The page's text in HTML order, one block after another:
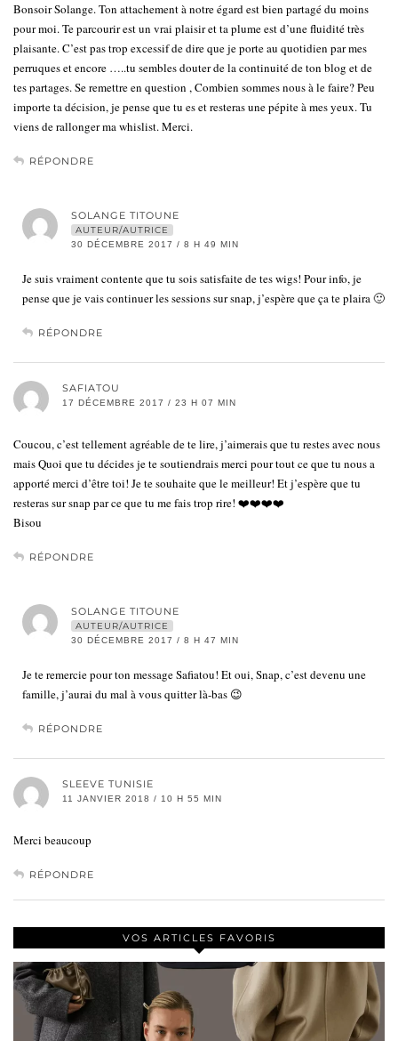
Bonsoir Solange. Ton attachement à notre égard est bien partagé du moins
pour moi. Te parcourir est un vrai plaisir et ta plume est d’une fluidité très
plaisante. C’est pas trop excessif de dire que je porte au quotidien par mes
perruques et encore …..tu sembles douter de la continuité de ton blog et de
tes partages. Se remettre en question , Combien sommes nous à le faire? Peu
importe ta décision, je pense que tu es et resteras une pépite à mes yeux. Tu
viens de rallonger ma whislist. Merci.
RÉPONDRE
SOLANGE TITOUNE
AUTEUR/AUTRICE
30 DÉCEMBRE 2017 / 8 H 49 MIN
Je suis vraiment contente que tu sois satisfaite de tes wigs! Pour info, je
pense que je vais continuer les sessions sur snap, j’espère que ça te plaira 🙂
RÉPONDRE
SAFIATOU
17 DÉCEMBRE 2017 / 23 H 07 MIN
Coucou, c’est tellement agréable de te lire, j’aimerais que tu restes avec nous
mais Quoi que tu décides je te soutiendrais merci pour tout ce que tu nous a
apporté merci d’être toi! Je te souhaite que le meilleur! Et j’espère que tu
resteras sur snap par ce que tu me fais trop rire! ❤️❤️❤️❤️
Bisou
RÉPONDRE
SOLANGE TITOUNE
AUTEUR/AUTRICE
30 DÉCEMBRE 2017 / 8 H 47 MIN
Je te remercie pour ton message Safiatou! Et oui, Snap, c’est devenu une
famille, j’aurai du mal à vous quitter là-bas 😉
RÉPONDRE
SLEEVE TUNISIE
11 JANVIER 2018 / 10 H 55 MIN
Merci beaucoup
RÉPONDRE
VOS ARTICLES FAVORIS